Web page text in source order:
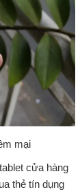
mại
cửa hàng
thẻ tín dụng